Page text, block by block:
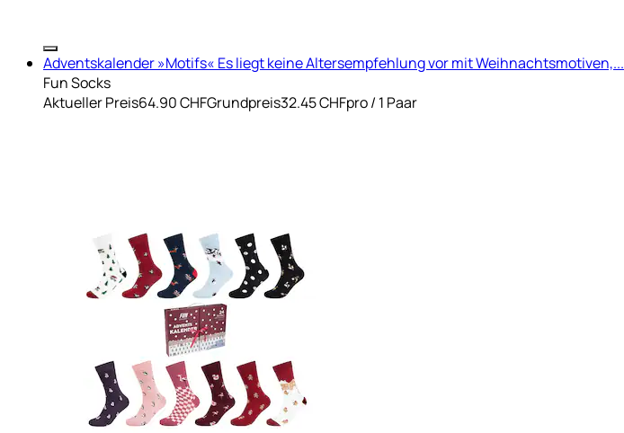
Adventskalender »Motifs« Es liegt keine Altersempfehlung vor mit Weihnachtsmotiven,...
Fun Socks
Aktueller Preis64.90 CHFGrundpreis32.45 CHFpro/ 1 Paar